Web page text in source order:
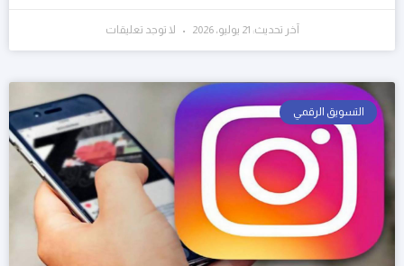
آخر تحديث: 21 يوليو، 2026 لا توجد تعليقات
التسويق الرقمي